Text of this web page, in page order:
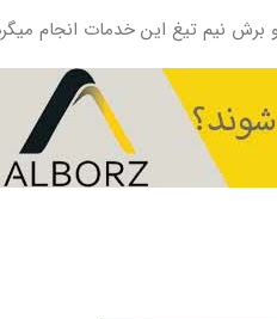
برش نیم تیغ این خدمات انجام